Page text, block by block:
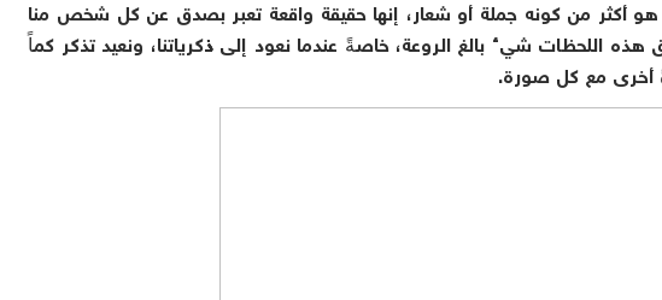
أكثر من كونه جملة أو شعار، إنها حقيقة واقعة تعبر بصدق عن كل شخص منا
اللحظات شيء بالغ الروعة، خاصةً عندما نعود إلى ذكرياتنا، ونعيد تذكر كماً
أخرى مع كل صورة.